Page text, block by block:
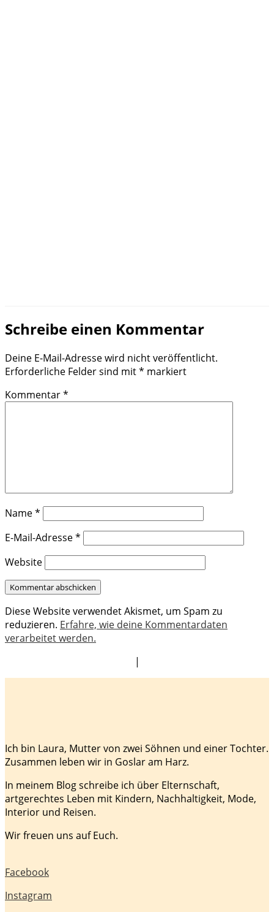
Schreibe einen Kommentar
Deine E-Mail-Adresse wird nicht veröffentlicht.
Erforderliche Felder sind mit* markiert
Kommentar*
Name*
E-Mail-Adresse*
Website
Diese Website verwendet Akismet, um Spam zu
reduzieren. Erfahre, wie deine Kommentardaten
verarbeitet werden.
|
Ich bin Laura, Mutter von zwei Söhnen und einer Tochter.
Zusammen leben wir in Goslar am Harz.
In meinem Blog schreibe ich über Elternschaft,
artgerechtes Leben mit Kindern, Nachhaltigkeit, Mode,
Interior und Reisen.
Wir freuen uns auf Euch.
Facebook
Instagram